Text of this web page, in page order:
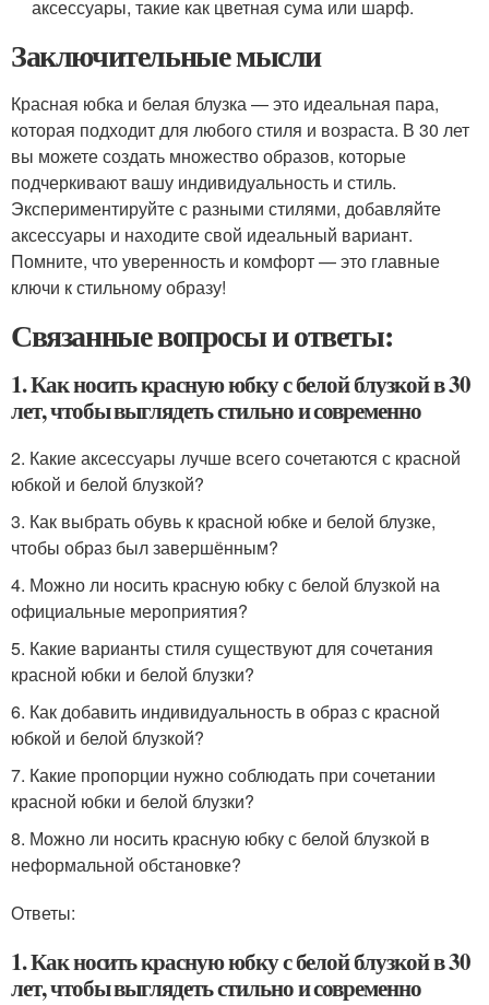
аксессуары, такие как цветная сума или шарф.
Заключительные мысли
Красная юбка и белая блузка — это идеальная пара,
которая подходит для любого стиля и возраста. В 30 лет
вы можете создать множество образов, которые
подчеркивают вашу индивидуальность и стиль.
Экспериментируйте с разными стилями, добавляйте
аксессуары и находите свой идеальный вариант.
Помните, что уверенность и комфорт — это главные
ключи к стильному образу!
Связанные вопросы и ответы:
1. Как носить красную юбку с белой блузкой в 30
лет, чтобы выглядеть стильно и современно
2. Какие аксессуары лучше всего сочетаются с красной
юбкой и белой блузкой?
3. Как выбрать обувь к красной юбке и белой блузке,
чтобы образ был завершённым?
4. Можно ли носить красную юбку с белой блузкой на
официальные мероприятия?
5. Какие варианты стиля существуют для сочетания
красной юбки и белой блузки?
6. Как добавить индивидуальность в образ с красной
юбкой и белой блузкой?
7. Какие пропорции нужно соблюдать при сочетании
красной юбки и белой блузки?
8. Можно ли носить красную юбку с белой блузкой в
неформальной обстановке?
Ответы:
1. Как носить красную юбку с белой блузкой в 30
лет, чтобы выглядеть стильно и современно